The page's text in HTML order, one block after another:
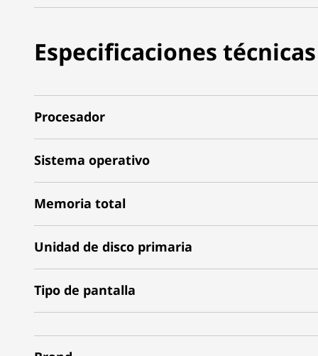
Especificaciones técnicas
Procesador
Sistema operativo
Memoria total
Unidad de disco primaria
Tipo de pantalla